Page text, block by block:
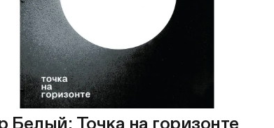
Белый: Точка на горизонте